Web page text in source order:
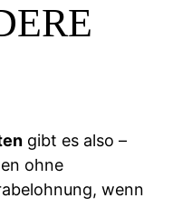
gibt es also –
ohne
wenn